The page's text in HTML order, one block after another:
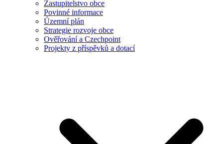
Zastupitelstvo obce
Povinné informace
Územní plán
Strategie rozvoje obce
Ověřování a Czechpoint
Projekty z příspěvků a dotací